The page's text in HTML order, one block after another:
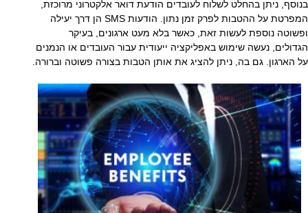
בנוסף, ניתן בהחלט לשלוח לעובדים הודעת דואר אלקטרוני מרוכזת,
המפרטת על ההטבות לפרק זמן נתון. הודעות SMS הן דרך יעילה
ופשוטה נוספת לעשות זאת, כאשר בלא מעט ארגונים, בעיקר
הגדולים, נעשה שימוש באפליקציה ייעודית עבור העובדים או הנמנים
על הארגון. גם בה, ניתן להציג את אותן הטבות בצורה פשוטה וברורה.